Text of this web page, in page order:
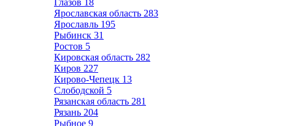
Глазов 18
Ярославская область 283
Ярославль 195
Рыбинск 31
Ростов 5
Кировская область 282
Киров 227
Кирово-Чепецк 13
Слободской 5
Рязанская область 281
Рязань 204
Рыбное 9